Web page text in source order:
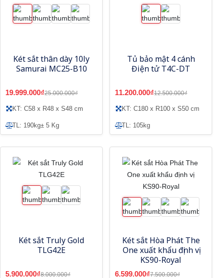
Két sắt thân dày 10ly
Samurai MC25-B10
19.999.000₫25.000.000₫
KT: C58 x R48 x S48 cm
TL: 190kg± 5 Kg
Tủ bảo mật 4 cánh
Điện tử T4C-DT
11.200.000₫12.500.000₫
KT: C180 x R100 x S50 cm
TL: 105kg
Két sắt Truly Gold
TLG42E
5.900.000₫8.000.000₫
Két sắt Hòa Phát The
One xuất khẩu định vị
KS90-Royal
6.599.000₫7.500.000₫